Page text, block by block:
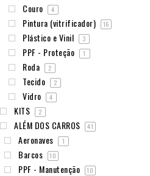
Couro 4
Pintura (vitrificador) 16
Plástico e Vinil 3
PPF - Proteção 1
Roda 2
Tecido 2
Vidro 4
KITS 2
ALÉM DOS CARROS 41
Aeronaves 1
Barcos 10
PPF - Manutenção 10